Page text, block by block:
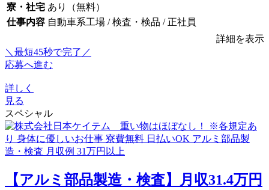
寮・社宅 あり（無料）
仕事内容 自動車系工場 / 検査・検品 / 正社員
詳細を表示
＼最短45秒で完了／
応募へ進む
詳しく
見る
スペシャル
【アルミ部品製造・検査】月収31.4万円